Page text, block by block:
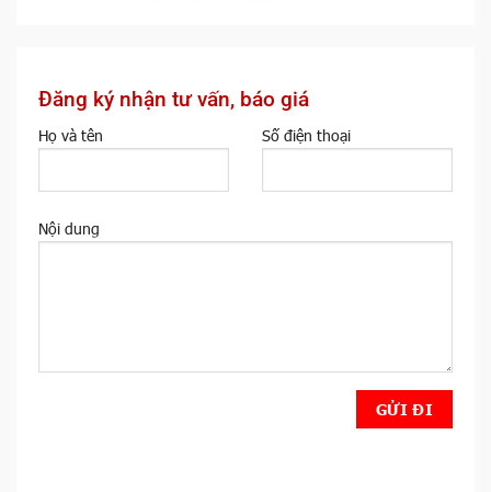
Đăng ký nhận tư vấn, báo giá
Họ và tên Số điện thoại
Nội dung